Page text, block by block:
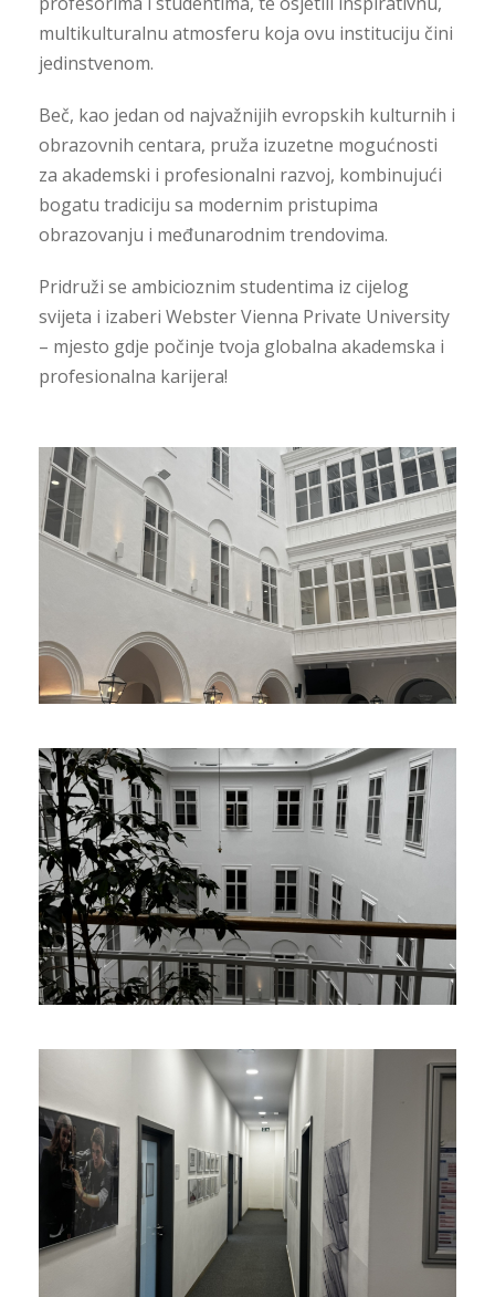
multikulturalnu atmosferu koja ovu instituciju čini
jedinstvenom.
Beč, kao jedan od najvažnijih evropskih kulturnih i
obrazovnih centara, pruža izuzetne mogućnosti
za akademski i profesionalni razvoj, kombinujući
bogatu tradiciju sa modernim pristupima
obrazovanju i međunarodnim trendovima.
Pridruži se ambicioznim studentima iz cijelog
svijeta i izaberi Webster Vienna Private University
– mjesto gdje počinje tvoja globalna akademska i
profesionalna karijera!